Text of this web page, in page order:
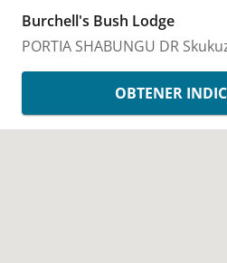
Burchell's Bush Lodge
PORTIA SHABUNGU DR
OBTENER